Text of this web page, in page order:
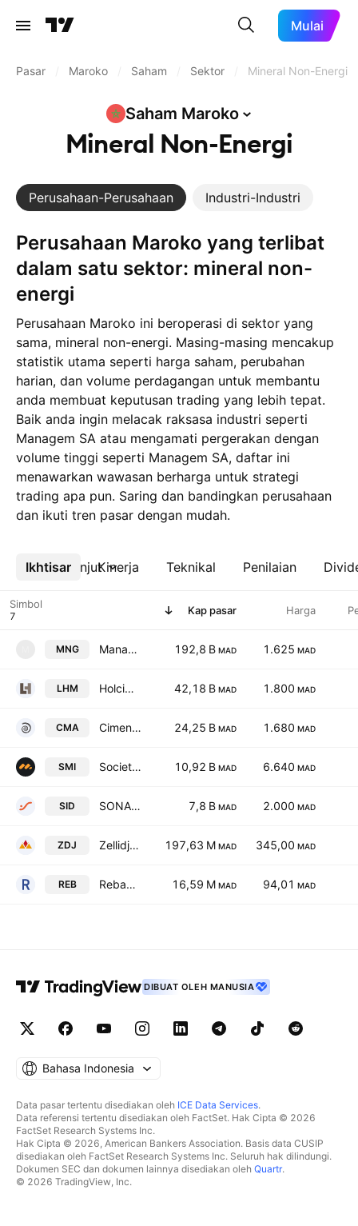
Mulai
Pasar Maroko Saham Sektor Mineral Non-Energi
Saham Maroko
Mineral Non-Energi
Perusahaan-Perusahaan Industri-Industri
Perusahaan Maroko yang terlibat
dalam satu sektor: mineral non-
energi
Perusahaan Maroko ini beroperasi di sektor yang
sama, mineral non-energi. Masing-masing mencakup
statistik utama seperti harga saham, perubahan
harian, dan volume perdagangan untuk membantu
anda membuat keputusan trading yang lebih tepat.
Baik anda ingin melacak raksasa industri seperti
Managem SA atau mengamati pergerakan dengan
volume tinggi seperti Managem SA, daftar ini
menawarkan wawasan berharga untuk strategi
trading apa pun. Saring dan bandingkan perusahaan
dan ikuti tren pasar dengan mudah.
Ikhtisar Kinerja Teknikal Penilaian
Lebih lanjut
Simbol Kap pasar Harga
MNG Managem SA 192,8 B MAD 1.625 MAD
LHM Holcim Maroc S.A 42,18 B MAD 1.800 MAD
CMA Ciments du Maroc SA 24,25 B MAD 1.680 MAD
SMI Societe Metallurgique d'Imiter SA 10,92 B MAD 6.640 MAD
SID SONASID SA 7,8 B MAD 2.000 MAD
ZDJ Zellidja (Ste) SA 197,63 M MAD 345,00 MAD
REB Rebab Company SA Limited 16,59 M MAD 94,01 MAD
DIBUAT OLEH MANUSIA
Bahasa Indonesia
Data pasar tertentu disediakan oleh ICE Data Services.
Data referensi tertentu disediakan oleh FactSet. Hak Cipta © 2026
FactSet Research Systems Inc.
Hak Cipta © 2026, American Bankers Association. Basis data CUSIP
disediakan oleh FactSet Research Systems Inc. Seluruh hak dilindungi.
Dokumen SEC dan dokumen lainnya disediakan oleh Quartr.
© 2026 TradingView, Inc.